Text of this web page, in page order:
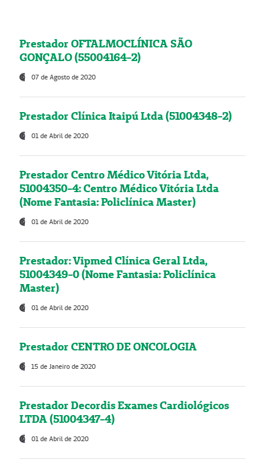
Prestador OFTALMOCLÍNICA SÃO
GONÇALO (55004164-2)
07 de Agosto de 2020
Prestador Clínica Itaipú Ltda (51004348-2)
01 de Abril de 2020
Prestador Centro Médico Vitória Ltda,
51004350-4: Centro Médico Vitória Ltda
(Nome Fantasia: Policlínica Master)
01 de Abril de 2020
Prestador: Vipmed Clínica Geral Ltda,
51004349-0 (Nome Fantasia: Policlínica
Master)
01 de Abril de 2020
Prestador CENTRO DE ONCOLOGIA
15 de Janeiro de 2020
Prestador Decordis Exames Cardiológicos
LTDA (51004347-4)
01 de Abril de 2020